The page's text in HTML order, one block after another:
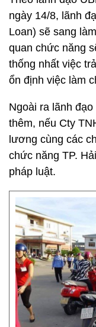
ngày 14/8, lãnh
Loan) sẽ sang
quan chức năng
thống nhất việc
ổn định việc làm
Ngoài ra lãnh
thêm, nếu Cty
lương cùng các
chức năng TP.
pháp luật.